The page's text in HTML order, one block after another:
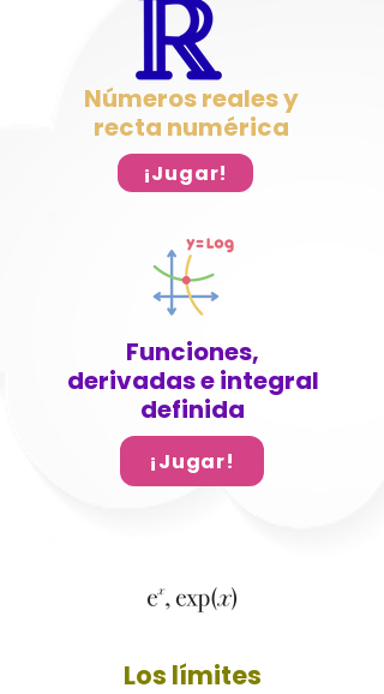
Números reales y
recta numérica
¡Jugar!
Funciones,
derivadas e integral
definida
¡Jugar!
Los límites